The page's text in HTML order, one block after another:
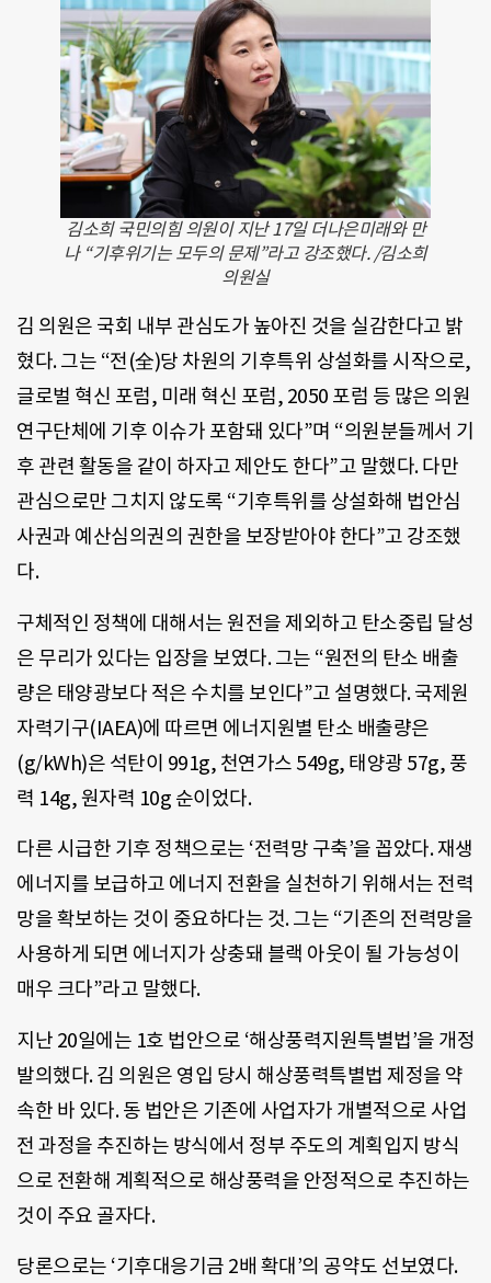
김소희 국민의힘 의원이 지난 17일 더나은미래와 만
나 “기후위기는 모두의 문제”라고 강조했다. /김소희
의원실
김 의원은 국회 내부 관심도가 높아진 것을 실감한다고 밝
혔다. 그는 “전(全)당 차원의 기후특위 상설화를 시작으로,
글로벌 혁신 포럼, 미래 혁신 포럼, 2050 포럼 등 많은 의원
연구단체에 기후 이슈가 포함돼 있다”며 “의원분들께서 기
후 관련 활동을 같이 하자고 제안도 한다”고 말했다. 다만
관심으로만 그치지 않도록 “기후특위를 상설화해 법안심
사권과 예산심의권의 권한을 보장받아야 한다”고 강조했
다.
구체적인 정책에 대해서는 원전을 제외하고 탄소중립 달성
은 무리가 있다는 입장을 보였다. 그는 “원전의 탄소 배출
량은 태양광보다 적은 수치를 보인다”고 설명했다. 국제원
자력기구(IAEA)에 따르면 에너지원별 탄소 배출량은
(g/kWh)은 석탄이 991g, 천연가스 549g, 태양광 57g, 풍
력 14g, 원자력 10g 순이었다.
다른 시급한 기후 정책으로는 ‘전력망 구축’을 꼽았다. 재생
에너지를 보급하고 에너지 전환을 실천하기 위해서는 전력
망을 확보하는 것이 중요하다는 것. 그는 “기존의 전력망을
사용하게 되면 에너지가 상충돼 블랙 아웃이 될 가능성이
매우 크다”라고 말했다.
지난 20일에는 1호 법안으로 ‘해상풍력지원특별법’을 개정
발의했다. 김 의원은 영입 당시 해상풍력특별법 제정을 약
속한 바 있다. 동 법안은 기존에 사업자가 개별적으로 사업
전 과정을 추진하는 방식에서 정부 주도의 계획입지 방식
으로 전환해 계획적으로 해상풍력을 안정적으로 추진하는
것이 주요 골자다.
당론으로는 ‘기후대응기금 2배 확대’의 공약도 선보였다.